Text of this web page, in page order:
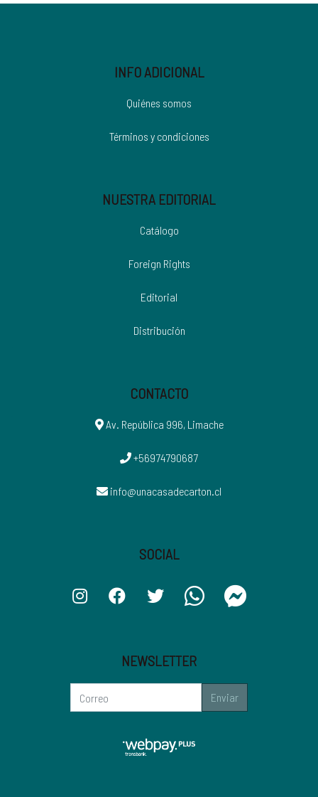
INFO ADICIONAL
Quiénes somos
Términos y condiciones
NUESTRA EDITORIAL
Catálogo
Foreign Rights
Editorial
Distribución
CONTACTO
Av. República 996, Limache
+56974790687
info@unacasadecarton.cl
SOCIAL
NEWSLETTER
Enviar